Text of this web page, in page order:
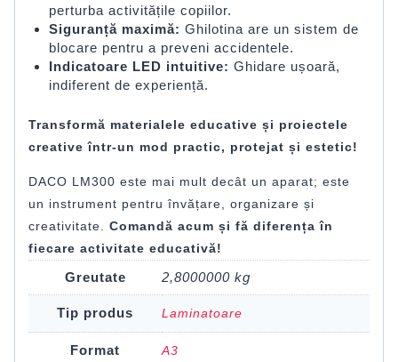
perturba activitățile copiilor.
Siguranță maximă: Ghilotina are un sistem de
blocare pentru a preveni accidentele.
Indicatoare LED intuitive: Ghidare ușoară,
indiferent de experiență.
Transformă materialele educative și proiectele
creative într-un mod practic, protejat și estetic!
DACO LM300 este mai mult decât un aparat; este
un instrument pentru învățare, organizare și
creativitate. Comandă acum și fă diferența în
fiecare activitate educativă!
Greutate 2,8000000 kg
Tip produs Laminatoare
Format A3